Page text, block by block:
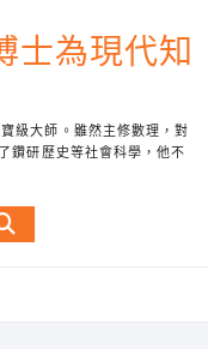
士為現代知
級大師。雖然主修數理，對
鑽研歷史等社會科學，他不